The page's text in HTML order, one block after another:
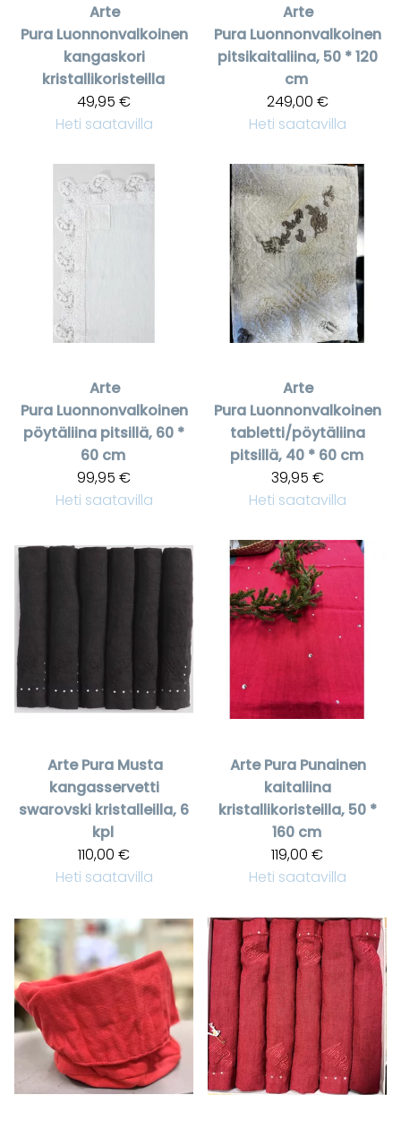
Arte
Pura Luonnonvalkoinen
kangaskori
kristallikoristeilla
49,95 €
Heti saatavilla
Arte
Pura Luonnonvalkoinen
pitsikaitaliina, 50 * 120
cm
249,00 €
Heti saatavilla
Arte
Pura Luonnonvalkoinen
pöytäliina pitsillä, 60 *
60 cm
99,95 €
Heti saatavilla
Arte
Pura Luonnonvalkoinen
tabletti/pöytäliina
pitsillä, 40 * 60 cm
39,95 €
Heti saatavilla
Arte Pura Musta
kangasservetti
swarovski kristalleilla, 6
kpl
110,00 €
Heti saatavilla
Arte Pura Punainen
kaitaliina
kristallikoristeilla, 50 *
160 cm
119,00 €
Heti saatavilla